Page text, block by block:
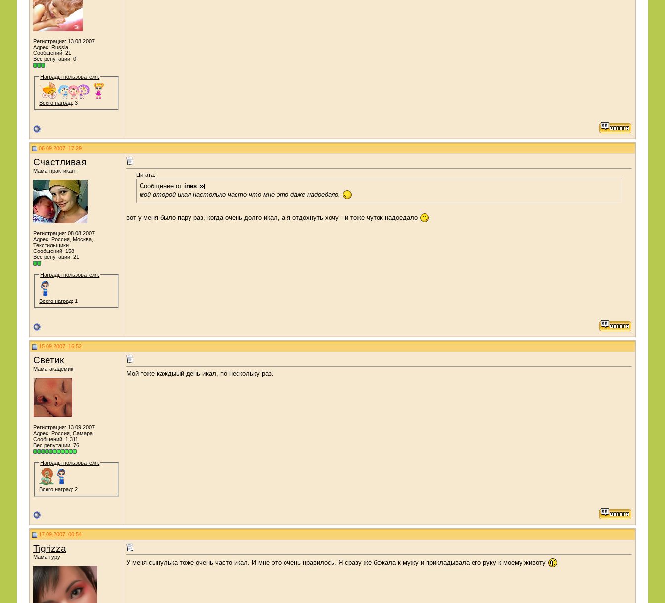
Регистрация: 13.08.2007
Адрес: Russia
Сообщений: 21
Вес репутации: 0
Награды пользователя:
Всего наград: 3
06.09.2007, 17:29
Счастливая
Мама-практикант
Регистрация: 08.08.2007
Адрес: Россия, Москва,
Текстильщики
Сообщений: 158
Вес репутации: 21
Награды пользователя:
Всего наград: 1
Цитата:
Сообщение от ines
мой второй икал настолько часто что мне это даже надоедало.
вот у меня было пару раз, когда очень долго икал, а я отдохнуть хочу - и тоже чуток надоедало
15.09.2007, 16:52
Светик
Мама-академик
Регистрация: 13.09.2007
Адрес: Россия, Самара
Сообщений: 1,311
Вес репутации: 76
Награды пользователя:
Всего наград: 2
Мой тоже каждыый день икал, по нескольку раз.
17.09.2007, 00:54
Tigrizza
Мама-гуру
У меня сынулька тоже очень часто икал. И мне это очень нравилось. Я сразу же бежала к мужу и прикладывала его руку к моему животу